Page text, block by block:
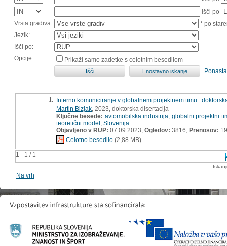
išči po
Vrsta gradiva:
* po
Jezik:
Išči po:
Opcije:
Prikaži samo zadetke s celotnim besedilom
1 - 1 / 1
1. Interno komuniciranje v globalnem projektnem timu :
Martin Bizjak , 2023, doktorska disertacija
Ključne besede: avtomobilska industrija globalni projektni
teoretični model Slovenija
Objavljeno v RUP: 07.09.2023; Ogledov: 3816; Prenosov:
Celotno besedilo (2,88 MB)
Na vrh